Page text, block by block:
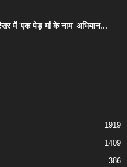
में ‘एक पेड़ मां के नाम’ अभियान...
1919
1409
386